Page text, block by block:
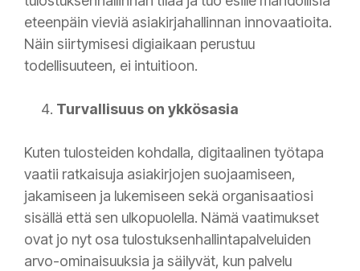
eteenpäin vieviä asiakirjahallinnan innovaatioita.
Näin siirtymisesi digiaikaan perustuu
todellisuuteen, ei intuitioon.
Turvallisuus on ykkösasia
Kuten tulosteiden kohdalla, digitaalinen työtapa
vaatii ratkaisuja asiakirjojen suojaamiseen,
jakamiseen ja lukemiseen sekä organisaatiosi
sisällä että sen ulkopuolella. Nämä vaatimukset
ovat jo nyt osa tulostuksenhallintapalveluiden
arvo-ominaisuuksia ja säilyvät, kun palvelu